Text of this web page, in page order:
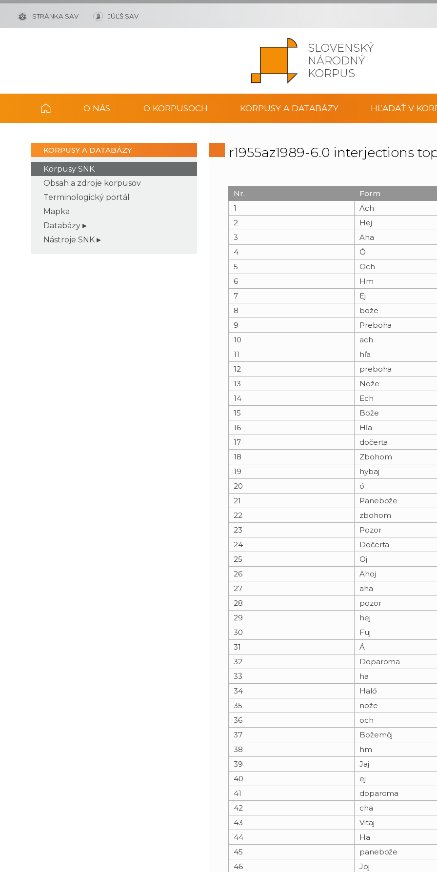
SLOVENSKÝ
NÁRODNÝ
KORPUS
STRÁNKA SAV JÚĽŠ SAV
O NÁS O KORPUSOCH KORPUSY A DATABÁZY HĽADAŤ V
KORPUSY A DATABÁZY
Korpusy SNK
Obsah a zdroje korpusov
Terminologický portál
Mapka
Databázy
Nástroje SNK
r1955az1989-6.0 interjections
Nr.
Form
1
Ach
2
Hej
3
Aha
4
Ó
5
Och
6
Hm
7
Ej
8
bože
9
Preboha
10
ach
11
hľa
12
preboha
13
Nože
14
Ech
15
Bože
16
Hľa
17
dočerta
18
Zbohom
19
hybaj
20
ó
21
Panebože
22
zbohom
23
Pozor
24
Dočerta
25
Oj
26
Ahoj
27
aha
28
pozor
29
hej
30
Fuj
31
Á
32
Doparoma
33
ha
34
Haló
35
nože
36
och
37
Božemôj
38
hm
39
Jaj
40
ej
41
doparoma
42
cha
43
Vitaj
44
Ha
45
panebože
46
Joj